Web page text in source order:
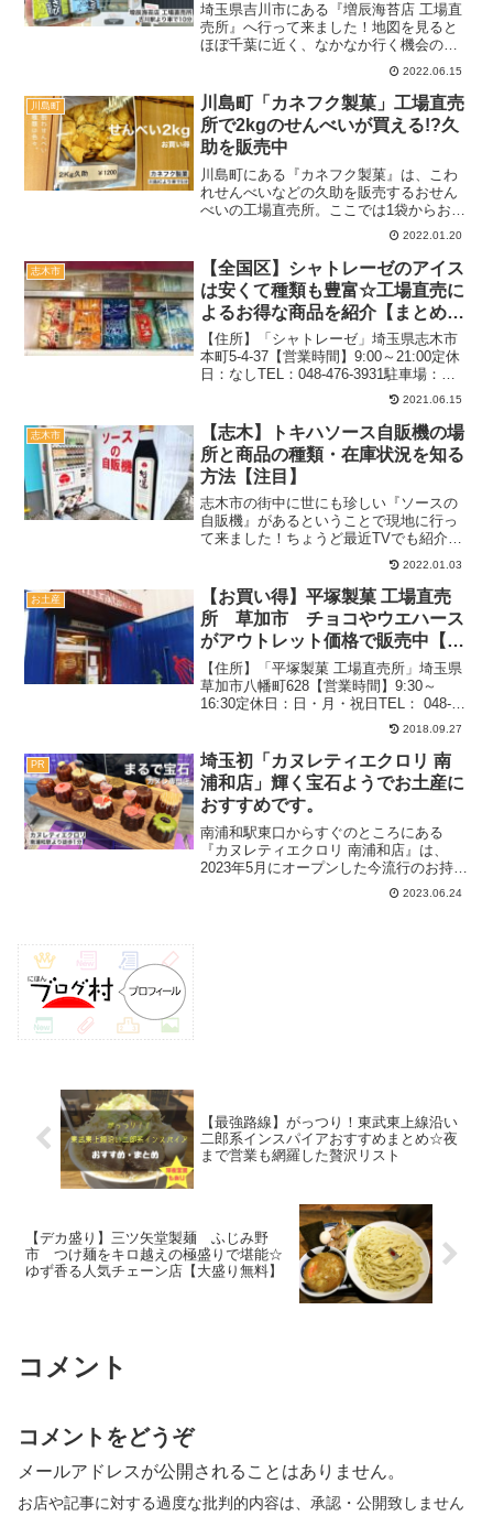
埼玉県吉川市にある『増辰海苔店 工場直
売所』へ行って来ました！地図を見ると
ほぼ千葉に近く、なかなか行く機会のな
いエリアですね～ここでは海なし県にも
関わらず美味しい海苔を焼き上げて販売
していたり、外には24時間買うことので
きる自動販売機も設置...
2022.06.15
川島町
川島町「カネフク製菓」工場直売
所で2kgのせんべいが買える!?久
助を販売中
川島町にある『カネフク製菓』は、こわ
れせんべいなどの久助を販売するおせん
べいの工場直売所。ここでは1袋からお得
に胡麻せんべい・2kg久助が売っていまし
た。他にもかりん糖やようかんも買うこ
とができるので、ぜひ参考にしてくださ
い♪記事のメニュー...
2022.01.20
志木市
【全国区】シャトレーゼのアイス
は安くて種類も豊富☆工場直売に
よるお得な商品を紹介【まとめ買
い】
【住所】「シャトレーゼ」埼玉県志木市
本町5-4-37【営業時間】9:00～21:00定休
日：なしTEL：048-476-3931駐車場：あ
り2018.12月（平日）：16時過ぎ先客3組
関連：デザート＆お菓子の記事一覧関
連：直売所の記事一覧記...
2021.06.15
志木市
【志木】トキハソース自販機の場
所と商品の種類・在庫状況を知る
方法【注目】
志木市の街中に世にも珍しい『ソースの
自販機』があるということで現地に行っ
て来ました！ちょうど最近TVでも紹介さ
れたらしく、この日は売り切れの商品多
数という好評っぷり。気になる在庫状況
を知る方法も分かったので、合わせて参
考にしてください(^^...
2022.01.03
お土産
【お買い得】平塚製菓 工場直売
所 草加市 チョコやウエハース
がアウトレット価格で販売中【駐
車場あり】
【住所】「平塚製菓 工場直売所」埼玉県
草加市八幡町628【営業時間】9:30～
16:30定休日：日・月・祝日TEL： 048-
931-5566駐車場：5台2018.8月（平日）：
16時過ぎ待ちなし関連：デザート＆お菓
子の記事一覧切れ端などの...
2018.09.27
PR
埼玉初「カヌレティエクロリ 南
浦和店」輝く宝石ようでお土産に
おすすめです。
南浦和駅東口からすぐのところにある
『カヌレティエクロリ 南浦和店』は、
2023年5月にオープンした今流行のお持ち
帰りカヌレの専門店。以前は「HARE de
SAND」があった場所で、最近リニュー
2023.06.24
【最強路線】がっつり！東武東上線沿い
二郎系インスパイアおすすめまとめ☆夜
まで営業も網羅した贅沢リスト
【デカ盛り】三ツ矢堂製麺 ふじみ野
市 つけ麺をキロ越えの極盛りで堪能☆
ゆず香る人気チェーン店【大盛り無料】
コメント
コメントをどうぞ
メールアドレスが公開されることはありません。
お店や記事に対する過度な批判的内容は、承認・公開致しません